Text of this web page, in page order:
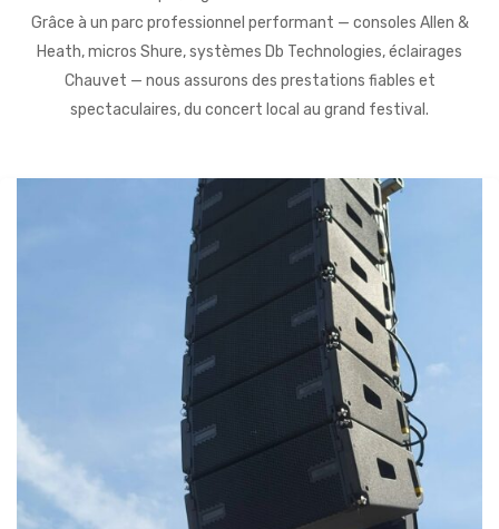
Grâce à un parc professionnel performant — consoles Allen &
Heath, micros Shure, systèmes Db Technologies, éclairages
Chauvet — nous assurons des prestations fiables et
spectaculaires, du concert local au grand festival.